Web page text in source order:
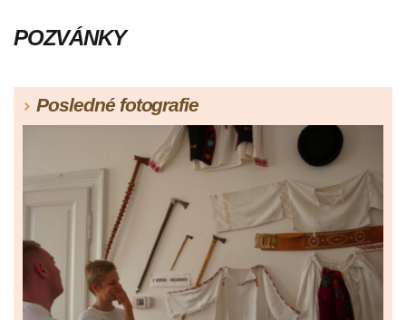
POZVÁNKY
Posledné fotografie